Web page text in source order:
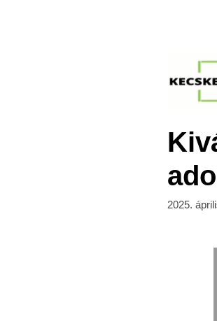
2025.